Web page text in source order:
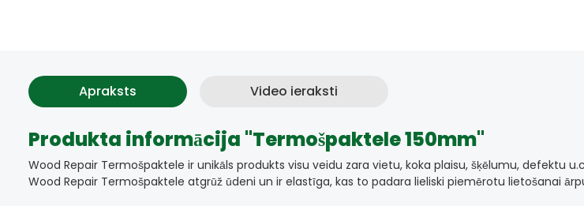
Apraksts Video ieraksti
Produkta informācija "Termošpaktele 150mm"
Wood Repair Termošpaktele ir unikāls produkts visu veidu zara vietu, koka plaisu, šķēlumu, defektu
Wood Repair Termošpaktele atgrūž ūdeni un ir elastīga, kas to padara lieliski piemērotu lietošanai